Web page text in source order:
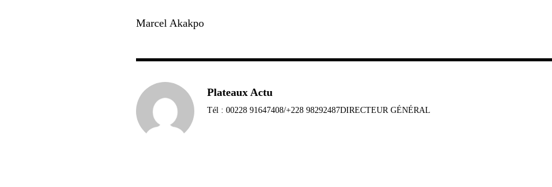
Marcel Akakpo
Plateaux Actu
Tél : 00228 91647408/+228 98292487DIRECTEUR GÉNÉRAL